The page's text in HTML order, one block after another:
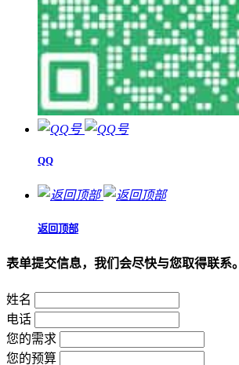
QQ
返回顶部
表单提交信息，我们会尽快与您取得联系。
姓名
电话
您的需求
您的预算